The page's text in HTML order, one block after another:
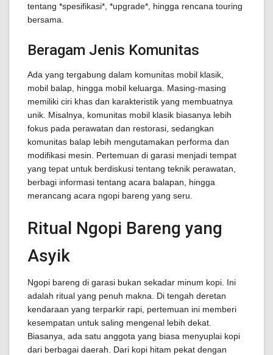
tentang *spesifikasi*, *upgrade*, hingga rencana touring
bersama.
Beragam Jenis Komunitas
Ada yang tergabung dalam komunitas mobil klasik,
mobil balap, hingga mobil keluarga. Masing-masing
memiliki ciri khas dan karakteristik yang membuatnya
unik. Misalnya, komunitas mobil klasik biasanya lebih
fokus pada perawatan dan restorasi, sedangkan
komunitas balap lebih mengutamakan performa dan
modifikasi mesin. Pertemuan di garasi menjadi tempat
yang tepat untuk berdiskusi tentang teknik perawatan,
berbagi informasi tentang acara balapan, hingga
merancang acara ngopi bareng yang seru.
Ritual Ngopi Bareng yang
Asyik
Ngopi bareng di garasi bukan sekadar minum kopi. Ini
adalah ritual yang penuh makna. Di tengah deretan
kendaraan yang terparkir rapi, pertemuan ini memberi
kesempatan untuk saling mengenal lebih dekat.
Biasanya, ada satu anggota yang biasa menyuplai kopi
dari berbagai daerah. Dari kopi hitam pekat dengan